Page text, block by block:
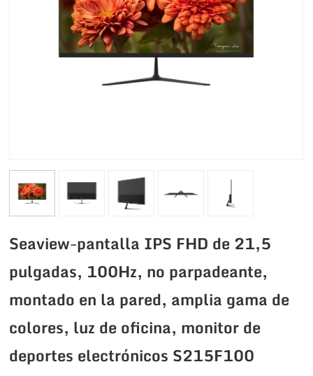
Seaview-pantalla IPS FHD de 21,5
pulgadas, 100Hz, no parpadeante,
montado en la pared, amplia gama de
colores, luz de oficina, monitor de
deportes electrónicos S215F100